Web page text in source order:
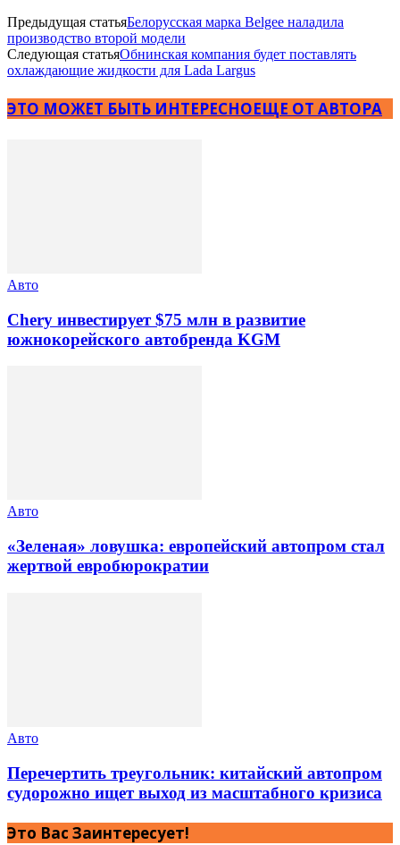
Предыдущая статьяБелорусская марка Belgee наладила
производство второй модели
Следующая статьяОбнинская компания будет поставлять
охлаждающие жидкости для Lada Largus
ЭТО МОЖЕТ БЫТЬ ИНТЕРЕСНОЕЩЕ ОТ АВТОРА
Авто
Chery инвестирует $75 млн в развитие
южнокорейского автобренда KGM
Авто
«Зеленая» ловушка: европейский автопром стал
жертвой евробюрократии
Авто
Перечертить треугольник: китайский автопром
судорожно ищет выход из масштабного кризиса
Это Вас Заинтересует!